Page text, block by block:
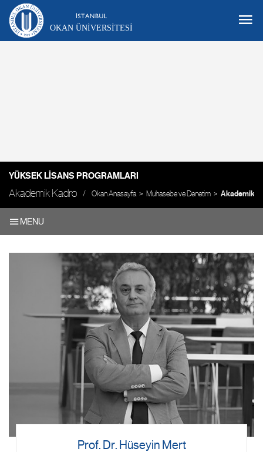
OKAN ÜNIVERSITESI
YÜKSEK LISANS PROGRAMLARI
Akademik Kadro Okan Anasayfa Muhasebe ve Denetim Akademik
MENU
Prof. Dr. Hüseyin Mert